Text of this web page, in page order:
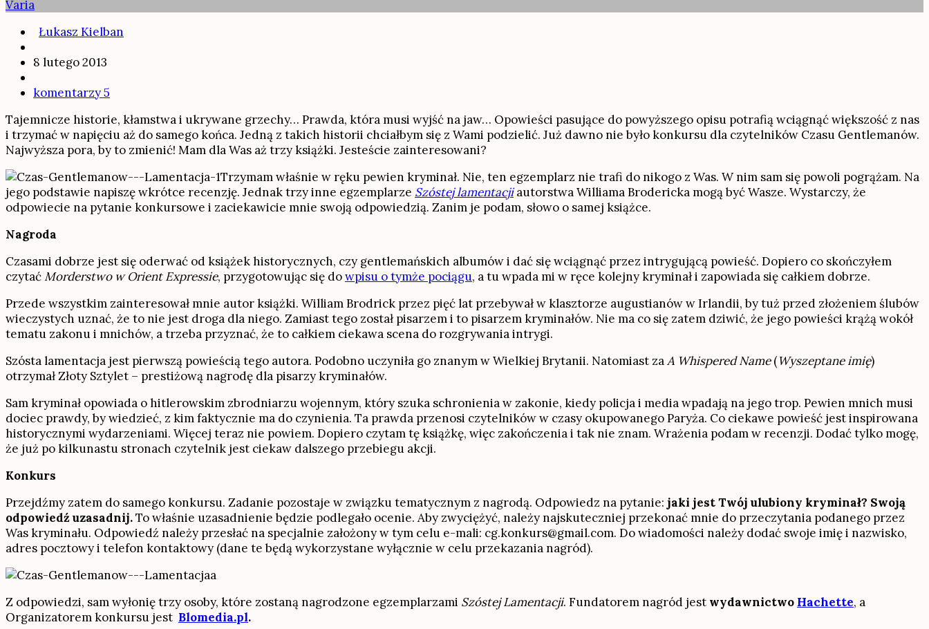
Varia
Łukasz Kielban
8 lutego 2013
komentarzy 5
Tajemnicze historie, kłamstwa i ukrywane grzechy… Prawda, która musi wyjść na jaw… Opowieści pasujące do powyższego opisu potrafią wciągnąć większość z nas
i trzymać w napięciu aż do samego końca. Jedną z takich historii chciałbym się z Wami podzielić. Już dawno nie było konkursu dla czytelników Czasu Gentlemanów.
Najwyższa pora, by to zmienić! Mam dla Was aż trzy książki. Jesteście zainteresowani?
Trzymam właśnie w ręku pewien kryminał. Nie, ten egzemplarz nie trafi do nikogo z Was. W nim sam się powoli pogrążam. Na
jego podstawie napiszę wkrótce recenzję. Jednak trzy inne egzemplarze Szóstej lamentacjiautorstwa Williama Brodericka mogą być Wasze. Wystarczy, że
odpowiecie na pytanie konkursowe i zaciekawicie mnie swoją odpowiedzią. Zanim je podam, słowo o samej książce.
Nagroda
Czasami dobrze jest się oderwać od książek historycznych, czy gentlemańskich albumów i dać się wciągnąć przez intrygującą powieść. Dopiero co skończyłem
czytaćMorderstwo w Orient Expressie, przygotowując się dowpisu o tymże pociągu, a tu wpada mi w ręce kolejny kryminał i zapowiada się całkiem dobrze.
Przede wszystkim zainteresował mnie autor książki. William Brodrick przez pięć lat przebywał w klasztorze augustianów w Irlandii, by tuż przed złożeniem ślubów
wieczystych uznać, że to nie jest droga dla niego. Zamiast tego został pisarzem i to pisarzem kryminałów. Nie ma co się zatem dziwić, że jego powieści krążą wokół
tematu zakonu i mnichów, a trzeba przyznać, że to całkiem ciekawa scena do rozgrywania intrygi.
Szósta lamentacja jest pierwszą powieścią tego autora. Podobno uczyniła go znanym w Wielkiej Brytanii. Natomiast zaA Whispered Name(Wyszeptane imię)
otrzymał Złoty Sztylet – prestiżową nagrodę dla pisarzy kryminałów.
Sam kryminał opowiada o hitlerowskim zbrodniarzu wojennym, który szuka schronienia w zakonie, kiedy policja i media wpadają na jego trop. Pewien mnich musi
dociec prawdy, by wiedzieć, z kim faktycznie ma do czynienia. Ta prawda przenosi czytelników w czasy okupowanego Paryża. Co ciekawe powieść jest inspirowana
historycznymi wydarzeniami. Więcej teraz nie powiem. Dopiero czytam tę książkę, więc zakończenia i tak nie znam. Wrażenia podam w recenzji. Dodać tylko mogę,
że już po kilkunastu stronach czytelnik jest ciekaw dalszego przebiegu akcji.
Konkurs
Przejdźmy zatem do samego konkursu. Zadanie pozostaje w związku tematycznym z nagrodą. Odpowiedz na pytanie: jaki jest Twój ulubiony kryminał? Swoją
odpowiedź uzasadnij.To właśnie uzasadnienie będzie podlegało ocenie. Aby zwyciężyć, należy najskuteczniej przekonać mnie do przeczytania podanego przez
Was kryminału. Odpowiedź należy przesłać na specjalnie założony w tym celu e-mali: cg.konkurs@gmail.com. Do wiadomości należy dodać swoje imię i nazwisko,
adres pocztowy i telefon kontaktowy (dane te będą wykorzystane wyłącznie w celu przekazania nagród).
Z odpowiedzi, sam wyłonię trzy osoby, które zostaną nagrodzone egzemplarzami Szóstej Lamentacji. Fundatorem nagród jest wydawnictwo Hachette, a
Organizatorem konkursu jest Blomedia.pl.